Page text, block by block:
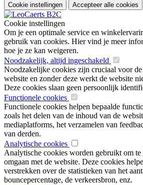
Cookie instellingen Accepteer alle cookies
Cookie instellingen
Om je een optimale service en
gebruik van cookies. Hier vind je meer
hoe je ze kan weigeren.
Noodzakelijk, altijd ingeschakeld
Noodzakelijke cookies zijn cruciaal voor de
website en zonder deze werkt de website
Deze cookies slaan geen persoonlijk
Functionele cookies
Functionele cookies helpen bepaalde
zoals het delen van de inhoud van de
mediaplatforms, het verzamelen van
van derden.
Analytische cookies
Analytische cookies worden gebruikt om te
omgaan met de website. Deze cookies
verstrekken over de statistieken van het
bouncepercentage, de verkeersbron, enz.